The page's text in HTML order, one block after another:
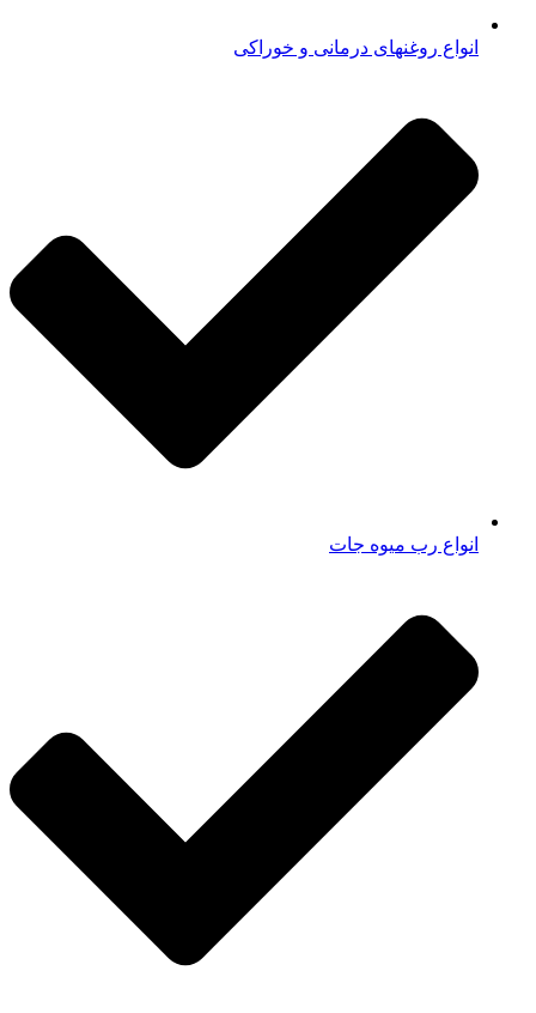
انواع روغنهای درمانی و خوراکی
انواع رب میوه جات